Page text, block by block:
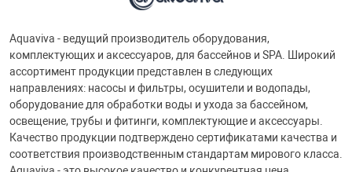
Aquaviva - ведущий производитель оборудования,
комплектующих и аксессуаров, для бассейнов и SPA. Широкий
ассортимент продукции представлен в следующих
направлениях: насосы и фильтры, осушители и водопады,
оборудование для обработки воды и ухода за бассейном,
освещение, трубы и фитинги, комплектующие и аксессуары.
Качество продукции подтверждено сертификатами качества и
соответствия производственным стандартам мирового класса.